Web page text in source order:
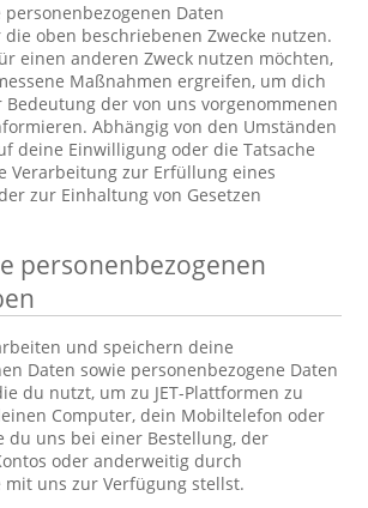
Daten
oben beschriebenen Zwecke nutzen.
einen anderen Zweck nutzen möchten,
Maßnahmen ergreifen, um dich
der von uns vorgenommenen
Abhängig von den Umständen
deine Einwilligung oder die Tatsache
Verarbeitung zur Erfüllung eines
zur Einhaltung von Gesetzen
personenbezogenen
und speichern deine
Daten sowie personenbezogene Daten
du nutzt, um zu JET-Plattformen zu
Computer, dein Mobiltelefon oder
du uns bei einer Bestellung, der
oder anderweitig durch
mit uns zur Verfügung stellst.